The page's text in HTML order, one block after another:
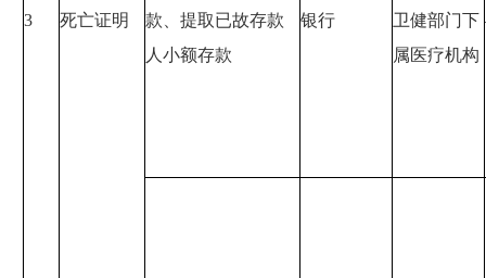
3 死亡证明
款、提取已故存款
人小额存款
银行
卫健部门下
属医疗机构